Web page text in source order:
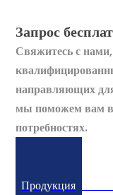
Запрос
Свяжитесь с
направляющих
мы поможем вам
потребностях.
Продукция